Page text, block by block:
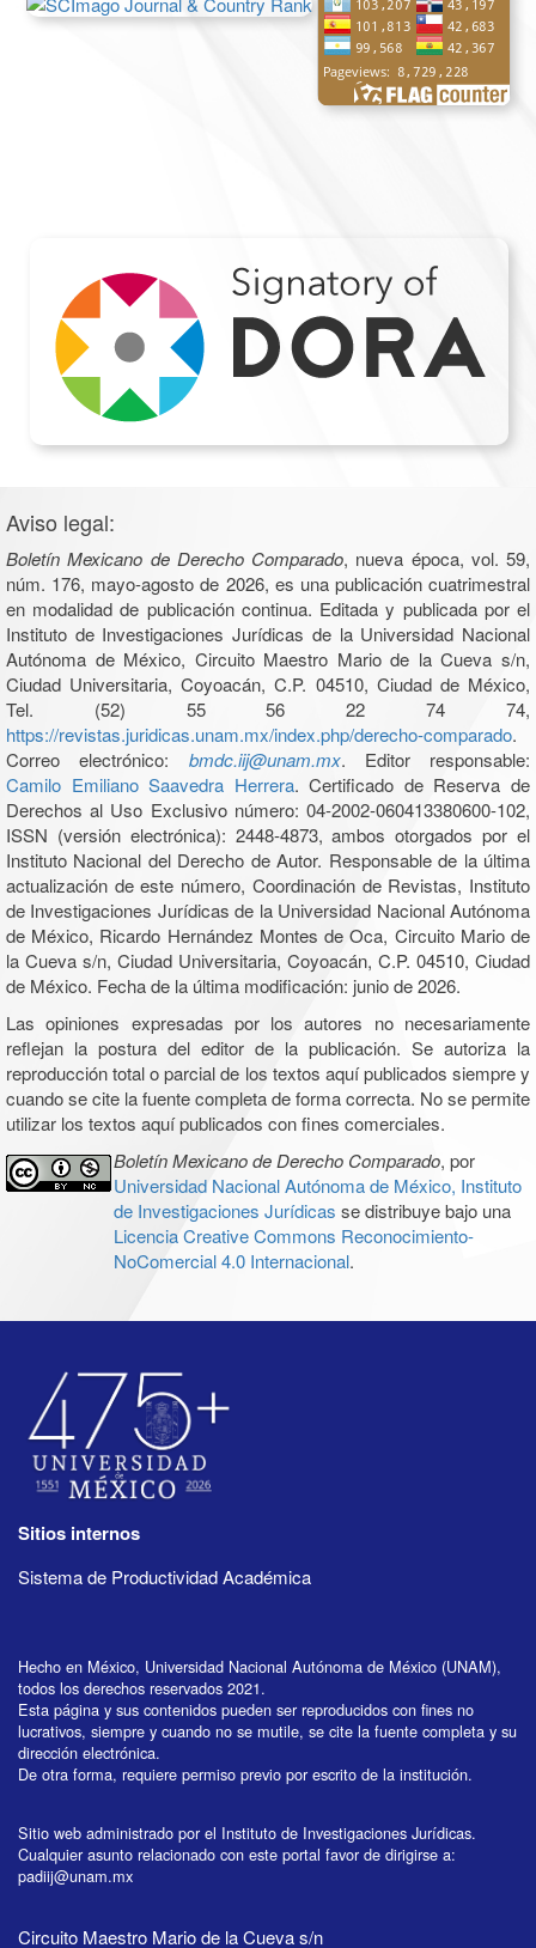
Aviso legal:
Boletín Mexicano de Derecho Comparado, nueva época, vol. 59,
núm. 176, mayo-agosto de 2026, es una publicación cuatrimestral
en modalidad de publicación continua. Editada y publicada por el
Instituto de Investigaciones Jurídicas de la Universidad Nacional
Autónoma de México, Circuito Maestro Mario de la Cueva s/n,
Ciudad Universitaria, Coyoacán, C.P. 04510, Ciudad de México,
Tel. (52) 55 56 22 74 74,
https://revistas.juridicas.unam.mx/index.php/derecho-comparado.
Correo electrónico: bmdc.iij@unam.mx. Editor responsable:
Camilo Emiliano Saavedra Herrera. Certificado de Reserva de
Derechos al Uso Exclusivo número: 04-2002-060413380600-102,
ISSN (versión electrónica): 2448-4873, ambos otorgados por el
Instituto Nacional del Derecho de Autor. Responsable de la última
actualización de este número, Coordinación de Revistas, Instituto
de Investigaciones Jurídicas de la Universidad Nacional Autónoma
de México, Ricardo Hernández Montes de Oca, Circuito Mario de
la Cueva s/n, Ciudad Universitaria, Coyoacán, C.P. 04510, Ciudad
de México. Fecha de la última modificación: junio de 2026.
Las opiniones expresadas por los autores no necesariamente
reflejan la postura del editor de la publicación. Se autoriza la
reproducción total o parcial de los textos aquí publicados siempre y
cuando se cite la fuente completa de forma correcta. No se permite
utilizar los textos aquí publicados con fines comerciales.
Boletín Mexicano de Derecho Comparado, por
Universidad Nacional Autónoma de México, Instituto
de Investigaciones Jurídicas se distribuye bajo una
Licencia Creative Commons Reconocimiento-
NoComercial 4.0 Internacional.
Sitios internos
Sistema de Productividad Académica
Hecho en México, Universidad Nacional Autónoma de México (UNAM),
todos los derechos reservados 2021.
Esta página y sus contenidos pueden ser reproducidos con fines no
lucrativos, siempre y cuando no se mutile, se cite la fuente completa y su
dirección electrónica.
De otra forma, requiere permiso previo por escrito de la institución.
Sitio web administrado por el Instituto de Investigaciones Jurídicas.
Cualquier asunto relacionado con este portal favor de dirigirse a:
padiij@unam.mx
Circuito Maestro Mario de la Cueva s/n